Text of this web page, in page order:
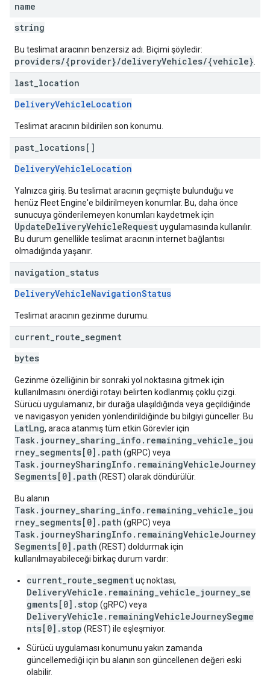
name
string
Bu teslimat aracının benzersiz adı. Biçimi şöyledir:
providers/{provider}/deliveryVehicles/{vehicle}
last location
DeliveryVehicleLocation
Teslimat aracının bildirilen son konumu.
past locations[]
DeliveryVehicleLocation
Yalnızca giriş. Bu teslimat aracının geçmişte bulunduğu ve
henüz Fleet Engine'e bildirilmeyen konumlar. Bu, daha önce
sunucuya gönderilemeyen konumları kaydetmek için
UpdateDeliveryVehicleRequestuygulamasında kullanılır.
Bu durum genellikle teslimat aracının internet bağlantısı
olmadığında yaşanır.
navigation status
DeliveryVehicleNavigationStatus
Teslimat aracının gezinme durumu.
current route segment
bytes
Gezinme özelliğinin bir sonraki yol noktasına gitmek için
kullanılmasını önerdiği rotayı belirten kodlanmış çoklu çizgi.
Sürücü uygulamanız, bir durağa ulaşıldığında veya geçildiğinde
ve navigasyon yeniden yönlendirildiğinde bu bilgiyi günceller. Bu
LatLng, araca atanmış tüm etkin Görevler için
Task.journey_sharing_info.remaining_vehicle_jou
rney_segments[0].path (gRPC) veya
Task.journeySharingInfo.remainingVehicleJourney
Segments[0].path (REST) olarak döndürülür.
Bu alanın
Task.journey_sharing_info.remaining_vehicle_jou
rney_segments[0].path (gRPC) veya
Task.journeySharingInfo.remainingVehicleJourney
Segments[0].path (REST) doldurmak için
kullanılmayabileceği birkaç durum vardır:
current_route_segmentuç noktası,
DeliveryVehicle.remaining_vehicle_journey_se
gments[0].stop (gRPC) veya
DeliveryVehicle.remainingVehicleJourneySegme
nts[0].stop (REST) ile eşleşmiyor.
Sürücü uygulaması konumunu yakın zamanda
güncellemediği için bu alanın son güncellenen değeri eski
olabilir.